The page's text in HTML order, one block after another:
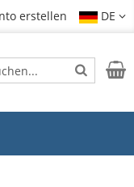
erstellen DE
Suche